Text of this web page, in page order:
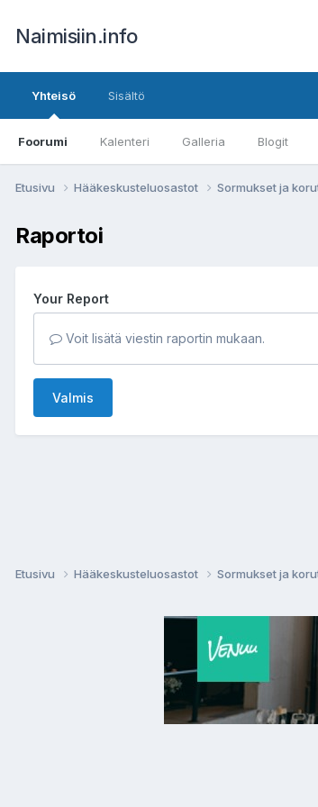
Naimisiin.info
Yhteisö
Foorumi Kalenteri Galleria Blogit
Sisältö
Etusivu Hääkeskusteluosastot Sormukset ja
Raportoi
Your Report
Voit lisätä viestin raportin mukaan.
Valmis
Etusivu Hääkeskusteluosastot Sormukset ja